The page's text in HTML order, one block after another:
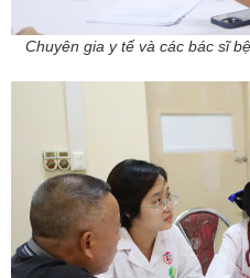
Chuyên gia y tế và các bác sĩ